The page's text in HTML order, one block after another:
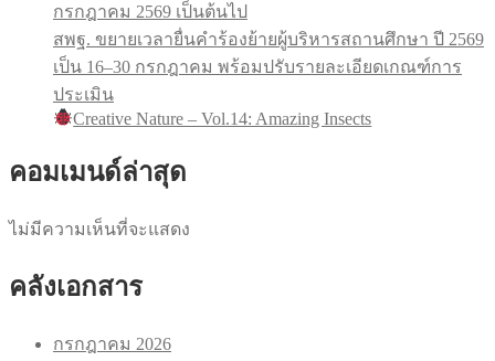
กรกฎาคม 2569 เป็นต้นไป
สพฐ. ขยายเวลายื่นคำร้องย้ายผู้บริหารสถานศึกษา ปี 2569
เป็น 16–30 กรกฎาคม พร้อมปรับรายละเอียดเกณฑ์การ
ประเมิน
Creative Nature – Vol.14: Amazing Insects
คอมเมนด์ล่าสุด
ไม่มีความเห็นที่จะแสดง
คลังเอกสาร
กรกฎาคม 2026